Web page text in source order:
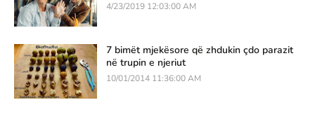
4/23/2019 12:03:00 AM
7 bimët mjekësore që zhdukin çdo parazit
në trupin e njeriut
10/01/2014 11:36:00 AM